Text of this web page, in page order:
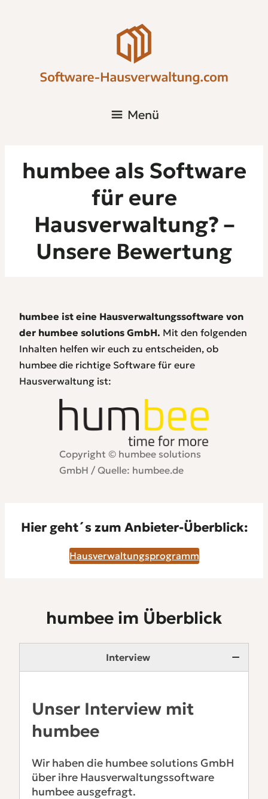
Menü
humbee als Software
für eure
Hausverwaltung? –
Unsere Bewertung
humbee ist eine Hausverwaltungssoftware von
der humbee solutions GmbH. Mit den folgenden
Inhalten helfen wir euch zu entscheiden, ob
humbee die richtige Software für eure
Hausverwaltung ist:
Copyright © humbee solutions
GmbH / Quelle: humbee.de
Hier geht´s zum Anbieter-Überblick:
Hausverwaltungsprogramm
humbee im Überblick
Interview
Unser Interview mit
humbee
Wir haben die humbee solutions GmbH
über ihre Hausverwaltungssoftware
humbee ausgefragt.